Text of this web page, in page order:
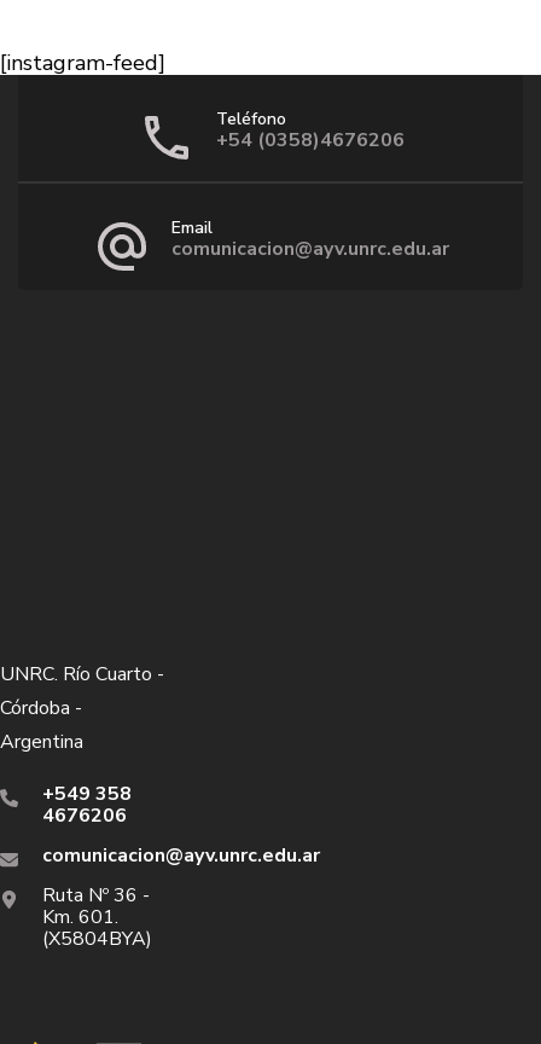
[instagram-feed]
Teléfono
+54 (0358)4676206
Email
comunicacion@ayv.unrc.edu.ar
UNRC. Río Cuarto -
Córdoba -
Argentina
+549 358
4676206
comunicacion@ayv.unrc.edu.ar
Ruta Nº 36 -
Km. 601.
(X5804BYA)